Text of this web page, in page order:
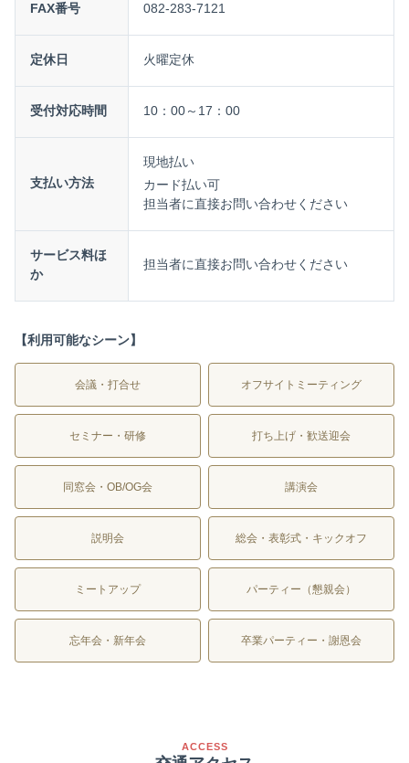
FAX番号 082-283-7121
定休日 火曜定休
受付対応時間 10：00～17：00
支払い方法
現地払い
カード払い可
担当者に直接お問い合わせください
サービス料ほ
か
担当者に直接お問い合わせください
【利用可能なシーン】
会議・打合せ オフサイトミーティング
セミナー・研修 打ち上げ・歓送迎会
同窓会・OB/OG会 講演会
説明会 総会・表彰式・キックオフ
ミートアップ パーティー（懇親会）
忘年会・新年会 卒業パーティー・謝恩会
ACCESS